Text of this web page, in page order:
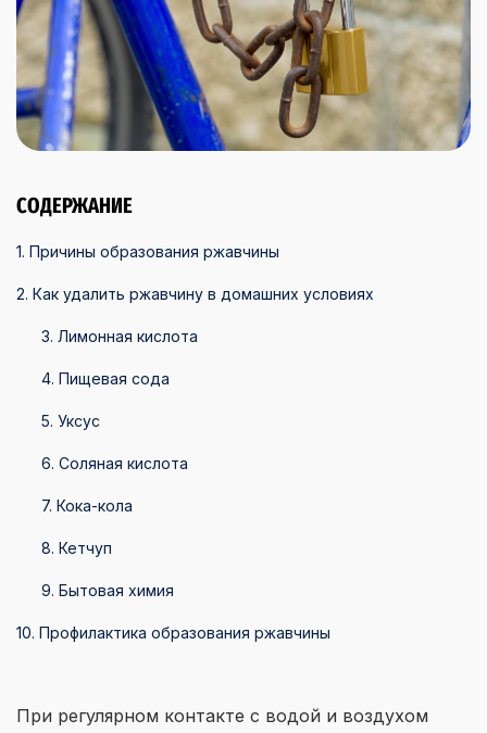
СОДЕРЖАНИЕ
1. Причины образования ржавчины
2. Как удалить ржавчину в домашних условиях
3. Лимонная кислота
4. Пищевая сода
5. Уксус
6. Соляная кислота
7. Кока-кола
8. Кетчуп
9. Бытовая химия
10. Профилактика образования ржавчины
При регулярном контакте с водой и воздухом